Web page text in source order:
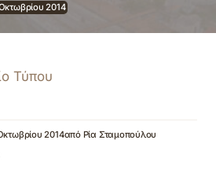
2014
Τύπου
2014από Ρία Σταμοπούλου